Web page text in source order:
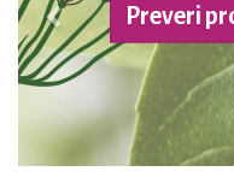
program!